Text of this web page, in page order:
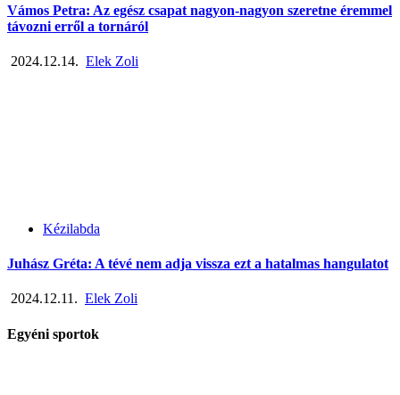
Vámos Petra: Az egész csapat nagyon-nagyon szeretne éremmel
távozni erről a tornáról
2024.12.14. Elek Zoli
Kézilabda
Juhász Gréta: A tévé nem adja vissza ezt a hatalmas hangulatot
2024.12.11. Elek Zoli
Egyéni sportok